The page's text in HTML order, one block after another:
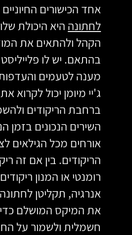
אחד הכישורים
לחתונה היא היכולת
הקהל ולהתאים את
בהתאם. יש לו פלייליסט
מענה לטעמים
ג'יי מיומן יכול לקרוא
ברחבת הריקודים
השירים הנכונים בזמן
אורחים מכל הגילאים
הריקודים. בין אם זה
רומנטי או המנון
אנרגיה, תקליטן
את המיקס המושלם כדי
חשמלית ולשמור על